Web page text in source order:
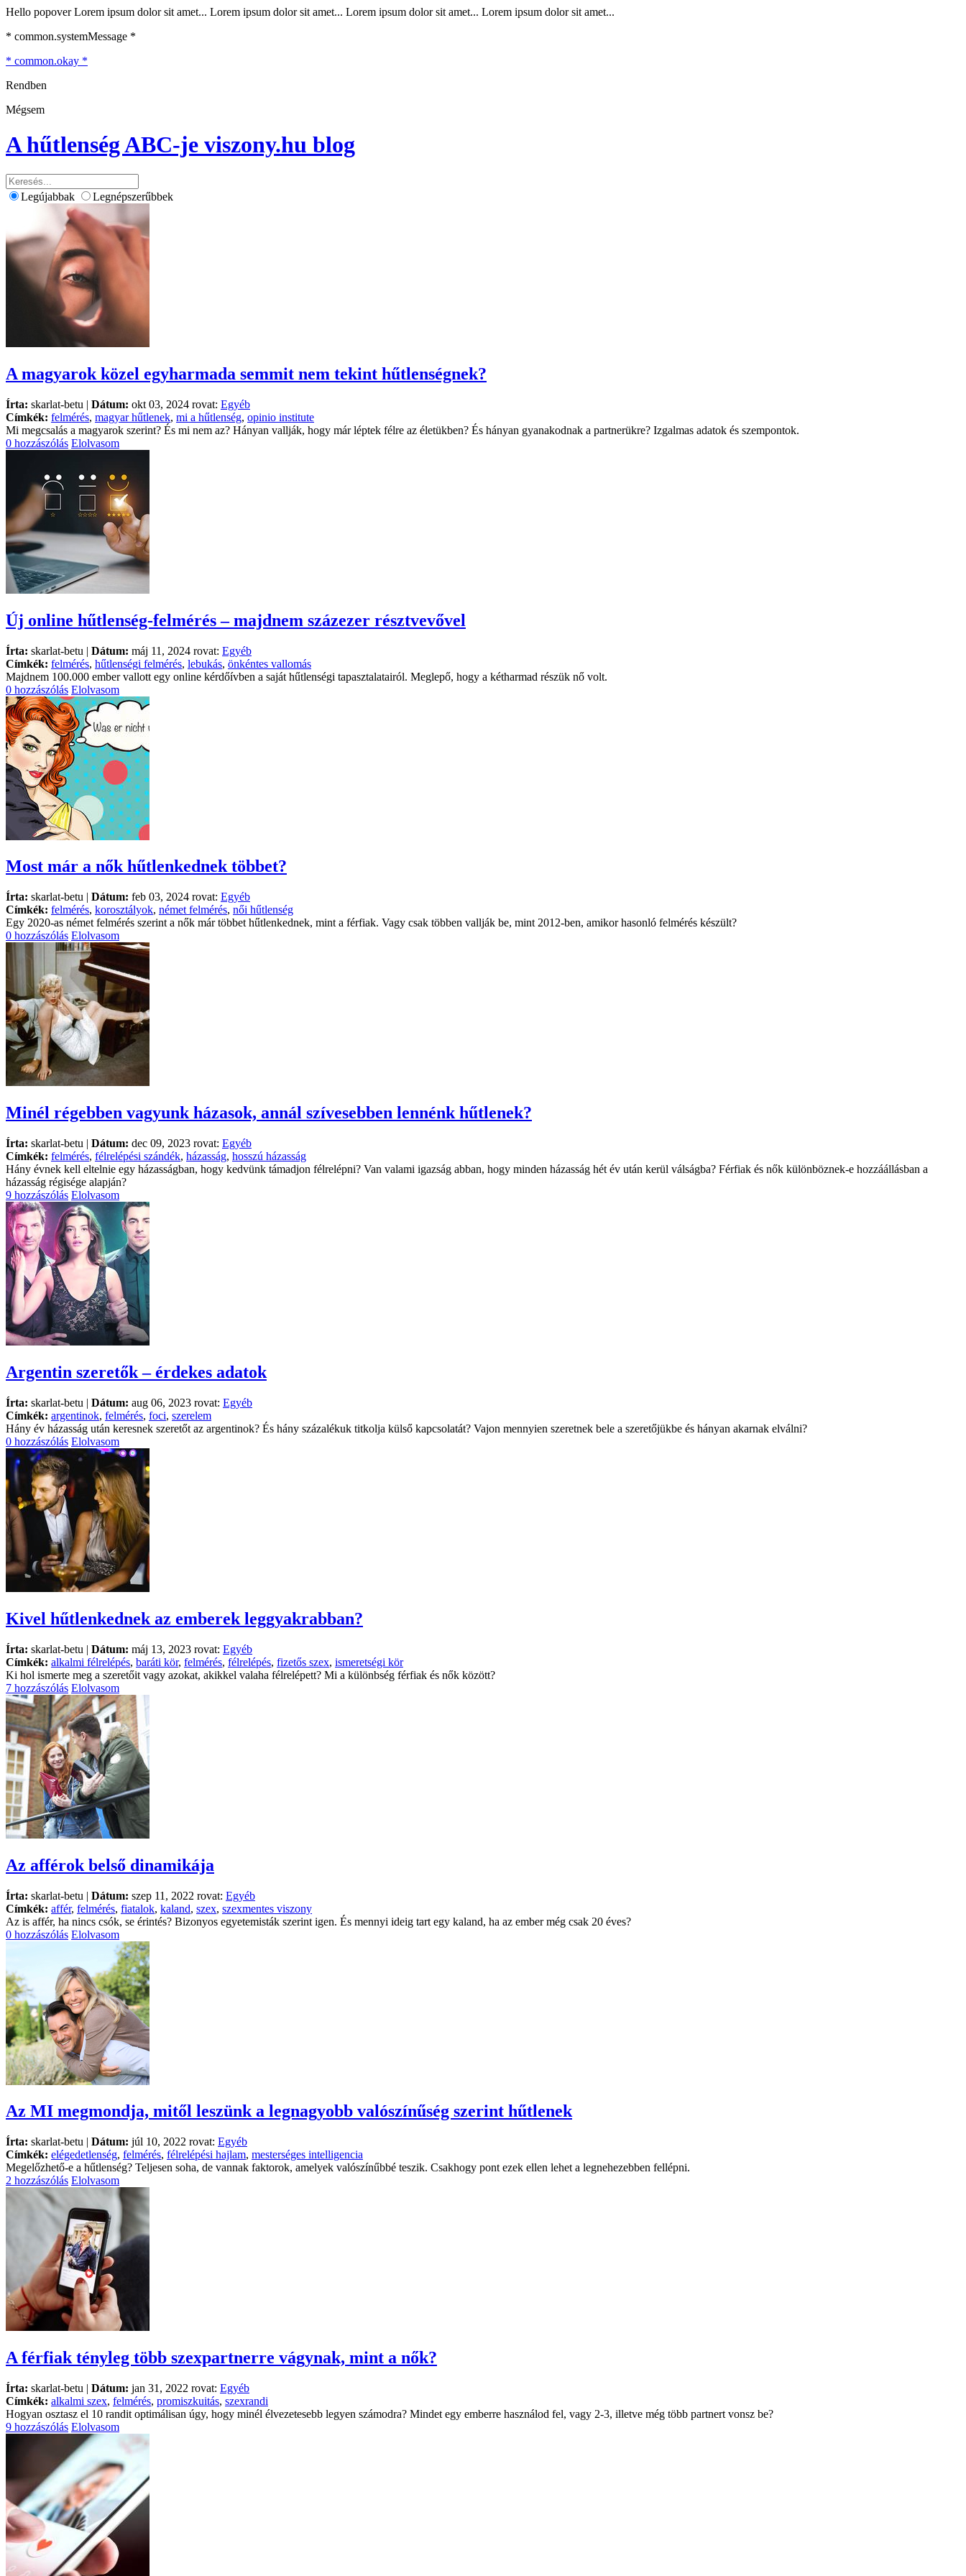
Hello popover Lorem ipsum dolor sit amet... Lorem ipsum dolor sit amet... Lorem ipsum dolor sit amet... Lorem ipsum dolor sit amet...
* common.systemMessage *
* common.okay *
Rendben
Mégsem
A hűtlenség ABC-je viszony.hu blog
Legújabbak Legnépszerűbbek
A magyarok közel egyharmada semmit nem tekint hűtlenségnek?
Írta: skarlat-betu | Dátum: okt 03, 2024 rovat: Egyéb
Címkék: felmérés, magyar hűtlenek, mi a hűtlenség, opinio institute
Mi megcsalás a magyarok szerint? És mi nem az? Hányan vallják, hogy már léptek félre az életükben? És hányan gyanakodnak a partnerükre? Izgalmas adatok és szempontok.
0 hozzászólás Elolvasom
Új online hűtlenség-felmérés – majdnem százezer résztvevővel
Írta: skarlat-betu | Dátum: máj 11, 2024 rovat: Egyéb
Címkék: felmérés, hűtlenségi felmérés, lebukás, önkéntes vallomás
Majdnem 100.000 ember vallott egy online kérdőívben a saját hűtlenségi tapasztalatairól. Meglepő, hogy a kétharmad részük nő volt.
0 hozzászólás Elolvasom
Most már a nők hűtlenkednek többet?
Írta: skarlat-betu | Dátum: feb 03, 2024 rovat: Egyéb
Címkék: felmérés, korosztályok, német felmérés, női hűtlenség
Egy 2020-as német felmérés szerint a nők már többet hűtlenkednek, mint a férfiak. Vagy csak többen vallják be, mint 2012-ben, amikor hasonló felmérés készült?
0 hozzászólás Elolvasom
Minél régebben vagyunk házasok, annál szívesebben lennénk hűtlenek?
Írta: skarlat-betu | Dátum: dec 09, 2023 rovat: Egyéb
Címkék: felmérés, félrelépési szándék, házasság, hosszú házasság
Hány évnek kell eltelnie egy házasságban, hogy kedvünk támadjon félrelépni? Van valami igazság abban, hogy minden házasság hét év után kerül válságba? Férfiak és nők különböznek-e hozzáállásban a
házasság régisége alapján?
9 hozzászólás Elolvasom
Argentin szeretők – érdekes adatok
Írta: skarlat-betu | Dátum: aug 06, 2023 rovat: Egyéb
Címkék: argentinok, felmérés, foci, szerelem
Hány év házasság után keresnek szeretőt az argentinok? És hány százalékuk titkolja külső kapcsolatát? Vajon mennyien szeretnek bele a szeretőjükbe és hányan akarnak elválni?
0 hozzászólás Elolvasom
Kivel hűtlenkednek az emberek leggyakrabban?
Írta: skarlat-betu | Dátum: máj 13, 2023 rovat: Egyéb
Címkék: alkalmi félrelépés, baráti kör, felmérés, félrelépés, fizetős szex, ismeretségi kör
Ki hol ismerte meg a szeretőit vagy azokat, akikkel valaha félrelépett? Mi a különbség férfiak és nők között?
7 hozzászólás Elolvasom
Az afférok belső dinamikája
Írta: skarlat-betu | Dátum: szep 11, 2022 rovat: Egyéb
Címkék: affér, felmérés, fiatalok, kaland, szex, szexmentes viszony
Az is affér, ha nincs csók, se érintés? Bizonyos egyetemisták szerint igen. És mennyi ideig tart egy kaland, ha az ember még csak 20 éves?
0 hozzászólás Elolvasom
Az MI megmondja, mitől leszünk a legnagyobb valószínűség szerint hűtlenek
Írta: skarlat-betu | Dátum: júl 10, 2022 rovat: Egyéb
Címkék: elégedetlenség, felmérés, félrelépési hajlam, mesterséges intelligencia
Megelőzhető-e a hűtlenség? Teljesen soha, de vannak faktorok, amelyek valószínűbbé teszik. Csakhogy pont ezek ellen lehet a legnehezebben fellépni.
2 hozzászólás Elolvasom
A férfiak tényleg több szexpartnerre vágynak, mint a nők?
Írta: skarlat-betu | Dátum: jan 31, 2022 rovat: Egyéb
Címkék: alkalmi szex, felmérés, promiszkuitás, szexrandi
Hogyan osztasz el 10 randit optimálisan úgy, hogy minél élvezetesebb legyen számodra? Mindet egy emberre használod fel, vagy 2-3, illetve még több partnert vonsz be?
9 hozzászólás Elolvasom